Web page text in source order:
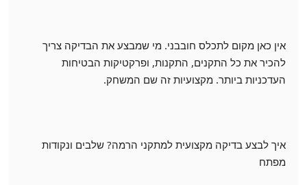
אין כאן מקום לתכלס חובבני. מי שמבצע את הבדיקה צריך
להכיר את כל התקנים, התקנות, ופרקטיקות הבטיחות
העדכניות ביותר. מקצועיות זה שם המשחק.
איך לבצע בדיקה מקצועית למתקני הרמה? שלבים ונקודות
מפתח